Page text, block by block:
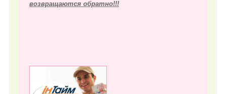
возвращаются обратно!!!